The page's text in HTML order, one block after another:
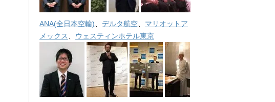
ANA(全日本空輸) デルタ航空
マリオットア
メックス
ウェスティンホテル東京